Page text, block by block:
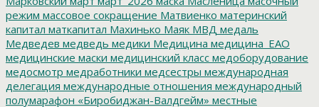
режим массовое сокращение Матвиенко материнский
капитал маткапитал Махинько Маяк МВД медаль
Медведев медведь медики Медицина медицина_ЕАО
медицинские маски медицинский класс медоборудование
медосмотр медработники медсестры международная
делегация международные отношения международный
полумарафон «Биробиджан-Валдгейм» местные